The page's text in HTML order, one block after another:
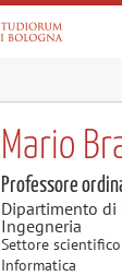
Mario
Professore
Dipartimento di
Ingegneria
Settore
Informatica